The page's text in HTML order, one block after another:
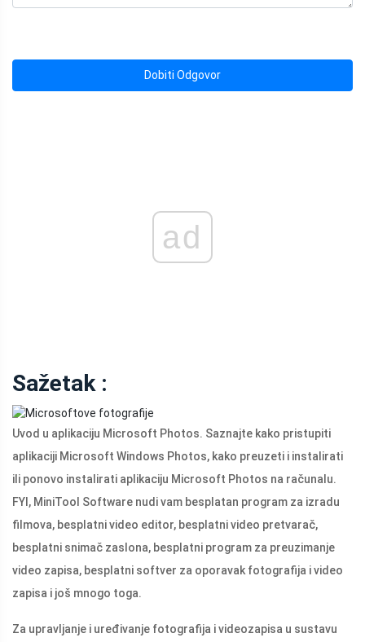
Dobiti Odgovor
ad
Sažetak :
Uvod u aplikaciju Microsoft Photos. Saznajte kako pristupiti
aplikaciji Microsoft Windows Photos, kako preuzeti i instalirati
ili ponovo instalirati aplikaciju Microsoft Photos na računalu.
FYI, MiniTool Software nudi vam besplatan program za izradu
filmova, besplatni video editor, besplatni video pretvarač,
besplatni snimač zaslona, ​​besplatni program za preuzimanje
video zapisa, besplatni softver za oporavak fotografija i video
zapisa i još mnogo toga.
Za upravljanje i uređivanje fotografija i videozapisa u sustavu